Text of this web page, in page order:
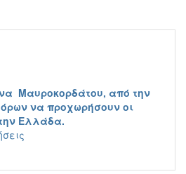
 Μαυροκορδάτου, από την
να προχωρήσουν οι
Ελλάδα.